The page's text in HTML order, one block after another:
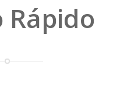
Rápido